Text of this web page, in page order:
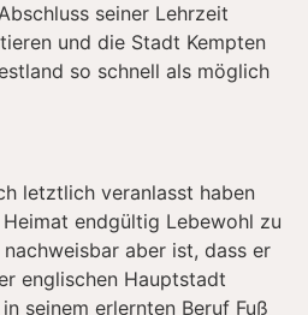
seiner Lehrzeit
und die Stadt Kempten
so schnell als möglich
letztlich veranlasst haben
endgültig Lebewohl zu
aber ist, dass er
englischen Hauptstadt
seinem erlernten Beruf Fuß